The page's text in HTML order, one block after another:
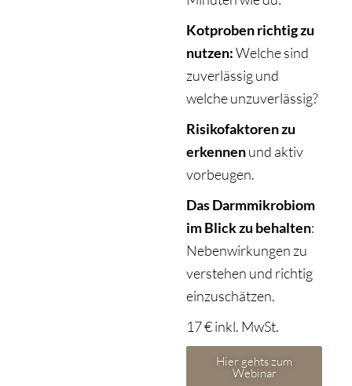
Kotproben richtig zu
nutzen:Welche sind
zuverlässig und
welche unzuverlässig?
Risikofaktoren zu
erkennenund aktiv
vorbeugen.
Das Darmmikrobiom
im Blick zu behalten:
Nebenwirkungen zu
verstehen und richtig
einzuschätzen.
17 € inkl. MwSt.
Hier gehts zum
Webinar